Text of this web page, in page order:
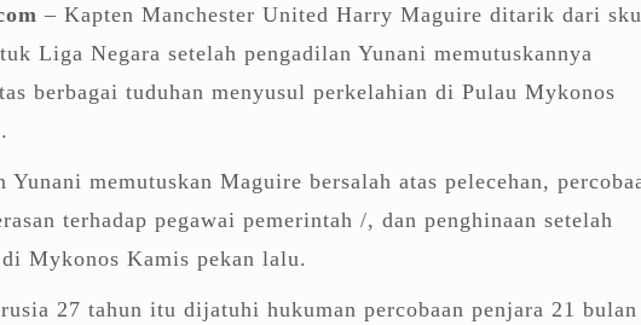
– Kapten Manchester United Harry Maguire ditarik dari
Liga Negara setelah pengadilan Yunani memutuskannya
berbagai tuduhan menyusul perkelahian di Pulau Mykonos
Yunani memutuskan Maguire bersalah atas pelecehan,
terhadap pegawai pemerintah /, dan penghinaan setelah
Mykonos Kamis pekan lalu.
27 tahun itu dijatuhi hukuman percobaan penjara 21 bulan